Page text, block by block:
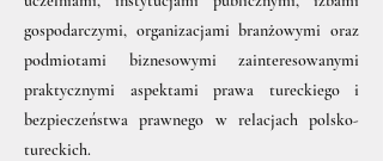
gospodarczymi, organizacjami branżowymi oraz
podmiotami biznesowymi zainteresowanymi
praktycznymi aspektami prawa tureckiego i
bezpieczeństwa prawnego w relacjach polsko-
tureckich.